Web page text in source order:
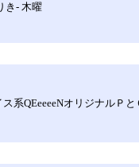
き- 木曜
系QEeeeeNオリジナルＰ